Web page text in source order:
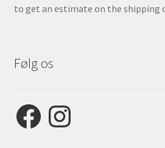
to get an estimate on the shipping
Følg os
FacebookInstagram